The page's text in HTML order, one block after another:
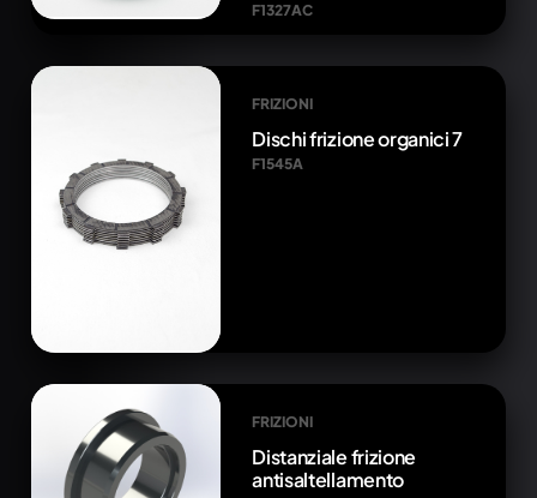
F1327AC
FRIZIONI
Dischi frizione organici 7
F1545A
FRIZIONI
Distanziale frizione
antisaltellamento